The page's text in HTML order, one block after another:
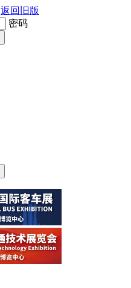
返回旧版
密码